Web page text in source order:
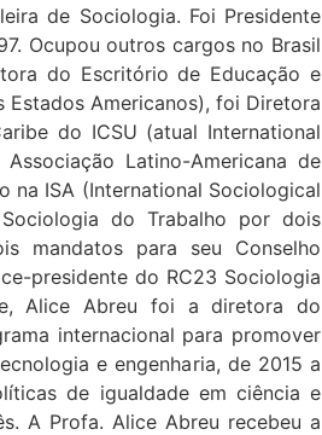
de Sociologia. Foi Presidente
Ocupou outros cargos no Brasil
do Escritório de Educação e
Estados Americanos), foi Diretora
do ICSU (atual International
Latino-Americana de
na ISA (International Sociological
do Trabalho por dois
mandatos para seu Conselho
presidente do RC23 Sociologia
Alice Abreu foi a diretora do
internacional para promover
e engenharia, de 2015 a
de igualdade em ciência e
A Profa. Alice Abreu recebeu a